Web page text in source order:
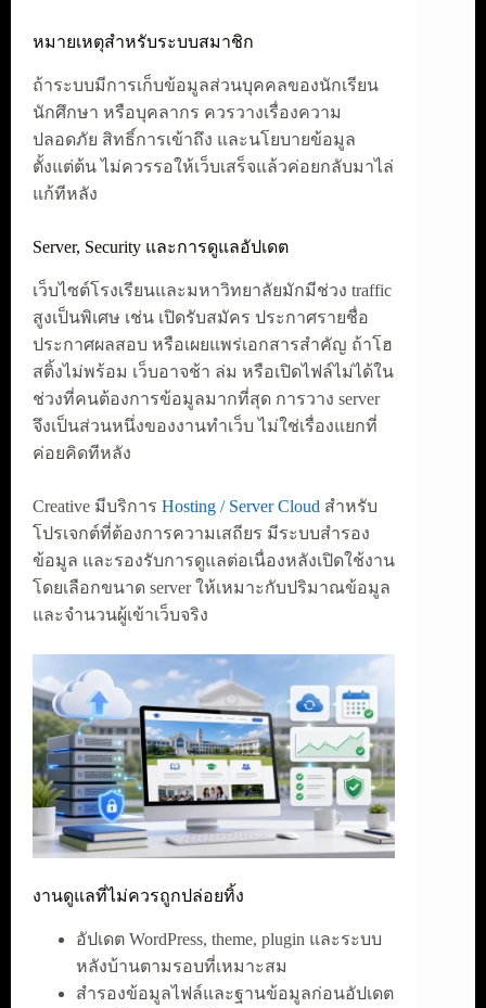
หมายเหตุสำหรับระบบสมาชิก
ถ้าระบบมีการเก็บข้อมูลส่วนบุคคลของนักเรียน
นักศึกษา หรือบุคลากร ควรวางเรื่องความ
ปลอดภัย สิทธิ์การเข้าถึง และนโยบายข้อมูล
ตั้งแต่ต้น ไม่ควรรอให้เว็บเสร็จแล้วค่อยกลับมาไล่
แก้ทีหลัง
Server, Security และการดูแลอัปเดต
เว็บไซต์โรงเรียนและมหาวิทยาลัยมักมีช่วง traffic
สูงเป็นพิเศษ เช่น เปิดรับสมัคร ประกาศรายชื่อ
ประกาศผลสอบ หรือเผยแพร่เอกสารสำคัญ ถ้าโฮ
สติ้งไม่พร้อม เว็บอาจช้า ล่ม หรือเปิดไฟล์ไม่ได้ใน
ช่วงที่คนต้องการข้อมูลมากที่สุด การวาง server
จึงเป็นส่วนหนึ่งของงานทำเว็บ ไม่ใช่เรื่องแยกที่
ค่อยคิดทีหลัง
Creative มีบริการ Hosting / Server Cloud สำหรับ
โปรเจกต์ที่ต้องการความเสถียร มีระบบสำรอง
ข้อมูล และรองรับการดูแลต่อเนื่องหลังเปิดใช้งาน
โดยเลือกขนาด server ให้เหมาะกับปริมาณข้อมูล
และจำนวนผู้เข้าเว็บจริง
งานดูแลที่ไม่ควรถูกปล่อยทิ้ง
อัปเดต WordPress, theme, plugin และระบบ
หลังบ้านตามรอบที่เหมาะสม
สำรองข้อมูลไฟล์และฐานข้อมูลก่อนอัปเดต